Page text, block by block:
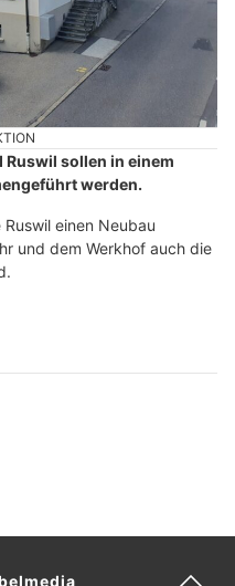
sollen in einem
werden.
einen Neubau
und dem Werkhof auch die